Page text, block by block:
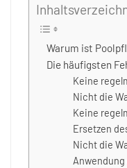
Warum ist
Die häufigsten
Keine
Nicht die
Keine
Ersetzen
Nicht die